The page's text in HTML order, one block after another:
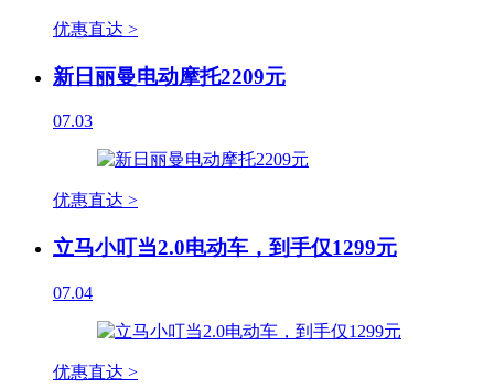
优惠直达 >
新日丽曼电动摩托2209元
07.03
优惠直达 >
立马小叮当2.0电动车，到手仅1299元
07.04
优惠直达 >